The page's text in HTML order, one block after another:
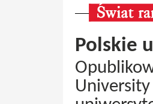
Polskie